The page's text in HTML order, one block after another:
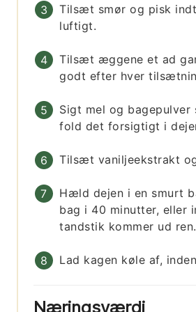
Tilsæt smør og pisk
luftigt.
Tilsæt æggene et ad
godt efter hver
Sigt mel og bagepulver
fold det forsigtigt i
Tilsæt vaniljeekstrakt
Hæld dejen i en smurt
bag i 40 minutter, eller
tandstik kommer ud ren.
Lad kagen køle af,
Næringsværdi